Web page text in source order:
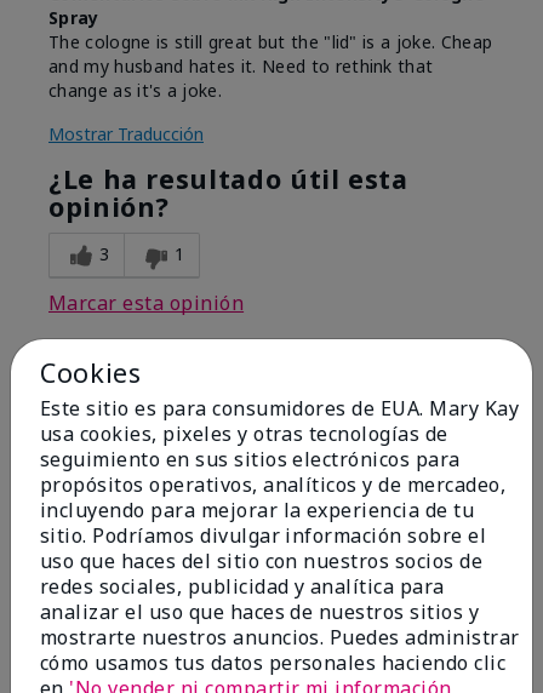
Spray
The cologne is still great but the "lid" is a joke. Cheap
and my husband hates it. Need to rethink that
change as it's a joke.
Mostrar Traducción
¿Le ha resultado útil esta
opinión?
3 1
Marcar esta opinión
Smells Great
EnviadoHace 1 año
por Weebee64
deBERWICK, Pa
Comprador verificado
Evaluado en
marykay.com/en-us/
Comentarios sobre MK High Intensity® Cologne
Cookies
Este sitio es para consumidores de EUA. Mary Kay
usa cookies, pixeles y otras tecnologías de
seguimiento en sus sitios electrónicos para
propósitos operativos, analíticos y de mercadeo,
incluyendo para mejorar la experiencia de tu
sitio. Podríamos divulgar información sobre el
uso que haces del sitio con nuestros socios de
redes sociales, publicidad y analítica para
analizar el uso que haces de nuestros sitios y
mostrarte nuestros anuncios. Puedes administrar
cómo usamos tus datos personales haciendo clic
en 'No vender ni compartir mi información